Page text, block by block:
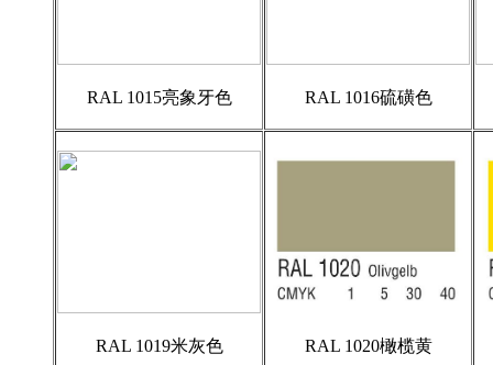
RAL 1015亮象牙色 RAL 1016硫磺色
RAL 1019米灰色 RAL 1020橄榄黄